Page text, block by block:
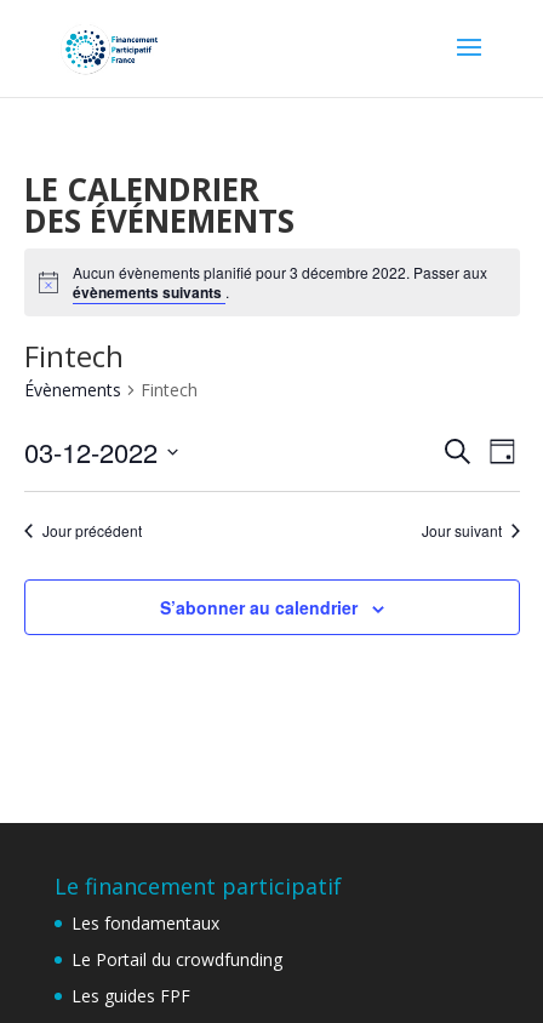
LE CALENDRIER
DES ÉVÉNEMENTS
Notice
Aucun évènements planifié pour 3 décembre 2022. Passer aux
évènements suivants .
Fintech
Évènements Fintech
et
de
vues
Recherche
de
Jour
03-12-2022
date.Jour précédent Jour suivant
S’abonner au calendrier
Le financement participatif
Les fondamentaux
Le Portail du crowdfunding
Les guides FPF